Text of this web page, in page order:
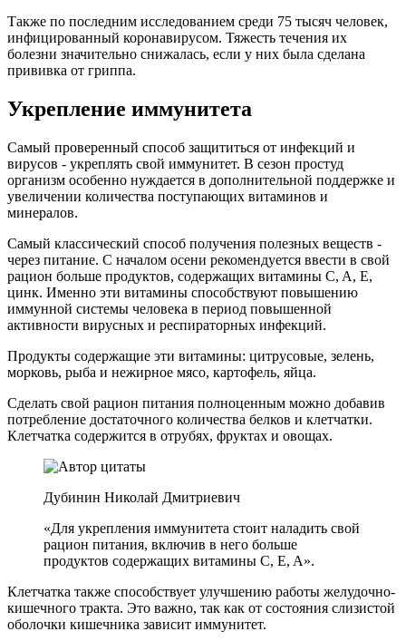
Также по последним исследованием среди 75 тысяч человек,
инфицированный коронавирусом. Тяжесть течения их
болезни значительно снижалась, если у них была сделана
прививка от гриппа.
Укрепление иммунитета
Самый проверенный способ защититься от инфекций и
вирусов - укреплять свой иммунитет. В сезон простуд
организм особенно нуждается в дополнительной поддержке и
увеличении количества поступающих витаминов и
минералов.
Самый классический способ получения полезных веществ -
через питание. С началом осени рекомендуется ввести в свой
рацион больше продуктов, содержащих витамины C, A, E,
цинк. Именно эти витамины способствуют повышению
иммунной системы человека в период повышенной
активности вирусных и респираторных инфекций.
Продукты содержащие эти витамины: цитрусовые, зелень,
морковь, рыба и нежирное мясо, картофель, яйца.
Сделать свой рацион питания полноценным можно добавив
потребление достаточного количества белков и клетчатки.
Клетчатка содержится в отрубях, фруктах и овощах.
Дубинин Николай Дмитриевич
«Для укрепления иммунитета стоит наладить свой
рацион питания, включив в него больше
продуктов содержащих витамины C, E, A».
Клетчатка также способствует улучшению работы желудочно-
кишечного тракта. Это важно, так как от состояния слизистой
оболочки кишечника зависит иммунитет.